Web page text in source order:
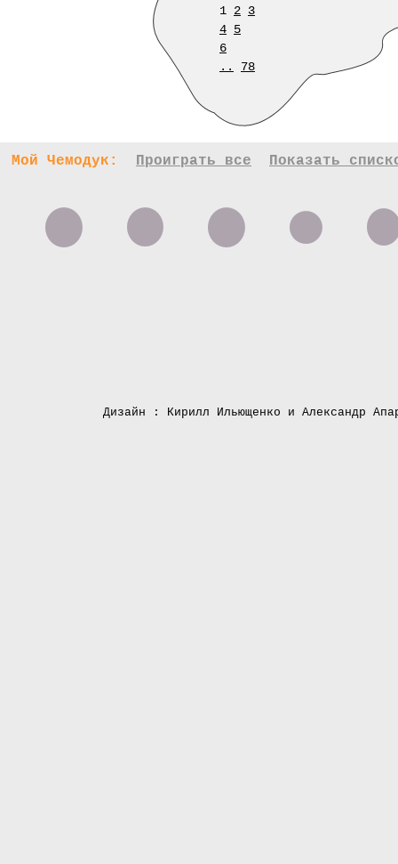
1 2 3
4 5
6
..
78
Мой Чемодук: Проиграть все Показать
Дизайн : Кирилл Ильющенко и Александр